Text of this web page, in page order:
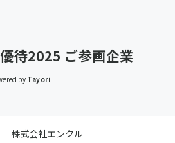
待2025 ご参画企業
by Tayori
株式会社エンクル